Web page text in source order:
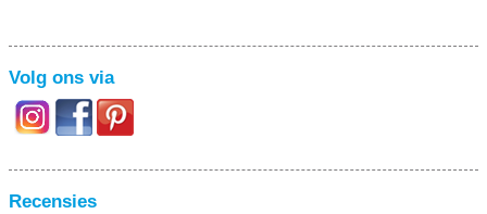
Volg ons via
Recensies